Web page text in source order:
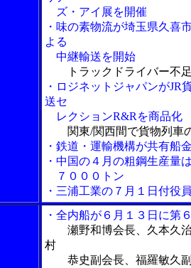
ズ・アイ展を開催
・味の素物流が埼玉県久喜
よる
中継輸送を開始
トラックドライバー不
・ロジネットジャパンがJR
送セ
レクションR&Rを商品化
関東/関西間で貨物列車
・鉄道・運輸機構が共有船
・中国の４月の粗鋼生産量
７０００トン
・三浦工業の７月１日付役
・全内船が６月１３日に第
瀬野和博会長、久本久
村
恭史副会長、福羅敏久副